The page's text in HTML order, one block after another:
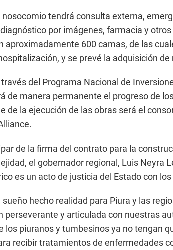
nosocomio tendrá consulta externa,
por imágenes, farmacia y
aproximadamente 600 camas, de las
y se prevé la adquisición
través del Programa Nacional de
de manera permanente el progreso de
de la ejecución de las obras será el
de la firma del contrato para la
el gobernador regional, Luis Neyra
es un acto de justicia del Estado con
sueño hecho realidad para Piura y las
perseverante y articulada con nuestras
los piuranos y tumbesinos ya no tengan
recibir tratamientos de enfermedades